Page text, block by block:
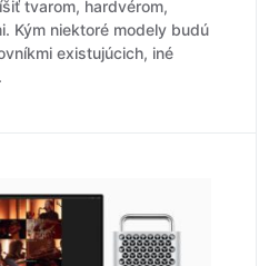
tvarom, hardvérom,
Kým niektoré modely budú
existujúcich, iné